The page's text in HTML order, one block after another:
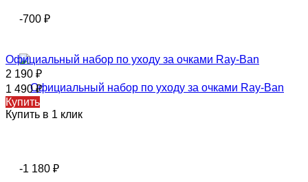
-700 ₽
Официальный набор по уходу за очками Ray-Ban
2 190 ₽
1 490₽
Купить
Купить в 1 клик
-1 180 ₽